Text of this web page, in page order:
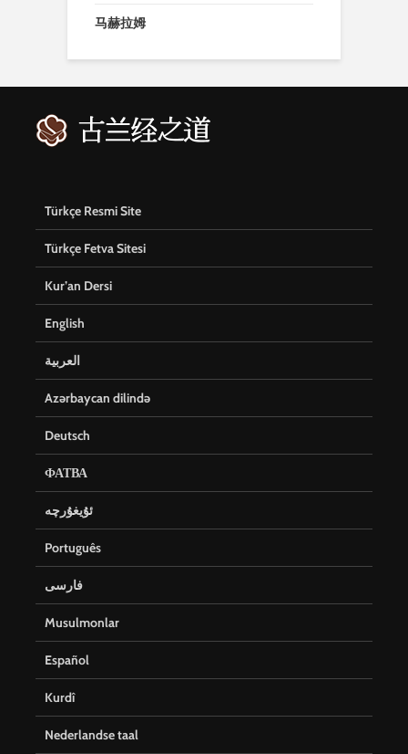
马赫拉姆
Türkçe Resmi Site
Türkçe Fetva Sitesi
Kur’an Dersi
English
العربية
Azərbaycan dilində
Deutsch
ФАТВА
ئۇيغۇرچە
Português
فارسی
Musulmonlar
Español
Kurdî
Nederlandse taal